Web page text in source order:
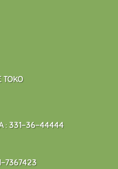
TOKO
: 331-36-44444
7367423